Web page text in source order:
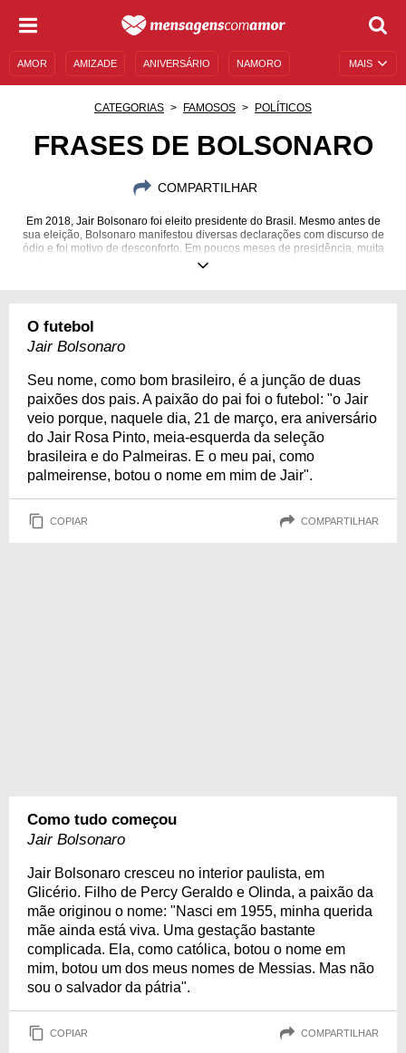
MAIS
AMOR AMIZADE ANIVERSÁRIO NAMORO
CATEGORIAS FAMOSOS POLÍTICOS
FRASES DE BOLSONARO
COMPARTILHAR
Em 2018, Jair Bolsonaro foi eleito presidente do Brasil. Mesmo antes de
sua eleição, Bolsonaro manifestou diversas declarações com discurso de
ódio e foi motivo de desconforto. Em poucos meses de presidência, muita
polêmica já foi levantada em seu governo. Apesar de não se dizer racista,
O futebol
Jair Bolsonaro
Seu nome, como bom brasileiro, é a junção de duas
paixões dos pais. A paixão do pai foi o futebol: "o Jair
veio porque, naquele dia, 21 de março, era aniversário
do Jair Rosa Pinto, meia-esquerda da seleção
brasileira e do Palmeiras. E o meu pai, como
palmeirense, botou o nome em mim de Jair".
COPIAR COMPARTILHAR
Como tudo começou
Jair Bolsonaro
Jair Bolsonaro cresceu no interior paulista, em
Glicério. Filho de Percy Geraldo e Olinda, a paixão da
mãe originou o nome: "Nasci em 1955, minha querida
mãe ainda está viva. Uma gestação bastante
complicada. Ela, como católica, botou o nome em
mim, botou um dos meus nomes de Messias. Mas não
sou o salvador da pátria".
COPIAR COMPARTILHAR